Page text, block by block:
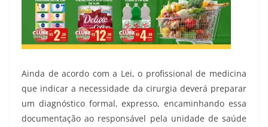
Ainda de acordo com a Lei, o profissional de medicina
que indicar a necessidade da cirurgia deverá preparar
um diagnóstico formal, expresso, encaminhando essa
documentação ao responsável pela unidade de saúde